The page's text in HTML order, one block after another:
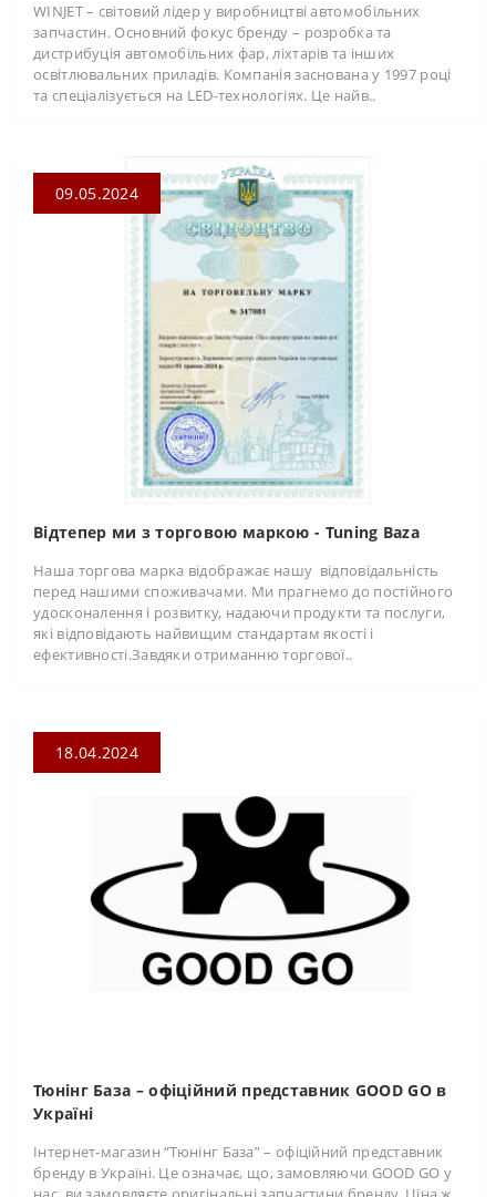
WINJET – світовий лідер у виробництві автомобільних
запчастин. Основний фокус бренду – розробка та
дистрибуція автомобільних фар, ліхтарів та інших
освітлювальних приладів. Компанія заснована у 1997 році
та спеціалізується на LED-технологіях. Це найв..
09.05.2024
Відтепер ми з торговою маркою - Tuning Baza
Наша торгова марка відображає нашу відповідальність
перед нашими споживачами. Ми прагнемо до постійного
удосконалення і розвитку, надаючи продукти та послуги,
які відповідають найвищим стандартам якості і
ефективності.Завдяки отриманню торгової..
18.04.2024
Тюнінг База – офіційний представник GOOD GO в
Україні
Інтернет-магазин “Тюнінг База” – офіційний представник
бренду в Україні. Це означає, що, замовляючи GOOD GO у